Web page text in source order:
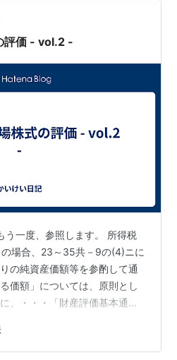
のを参照する。 ■小会社 ・純
より評価 （計算式） 類似業
たりの純資産価額（相続税評
評価 - vol.2 -
一度、参照します。 所得税
場合、23～35共－9の(4)ニに
の純資産価額等を参酌して通
価額」については、原則とし
、・・・「財産評価基本通
23～35共－9の(4)ニに定める
産価額等を参酌して通常取引